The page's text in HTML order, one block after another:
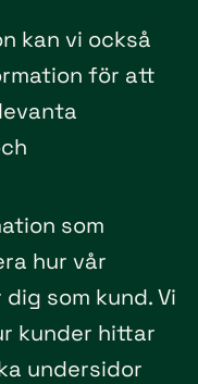
kan vi också
för att
som
hur vår
som kund. Vi
kunder hittar
undersidor